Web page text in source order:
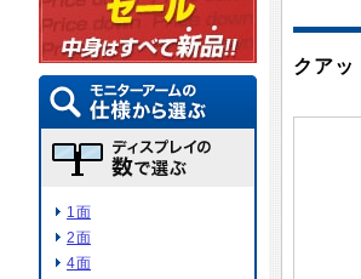
1面
2面
4面
クア